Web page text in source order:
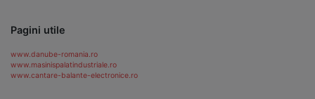
Pagini utile
www.danube-romania.ro
www.masinispalatindustriale.ro
www.cantare-balante-electronice.ro